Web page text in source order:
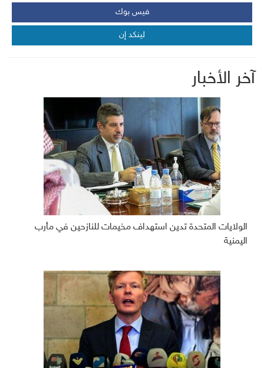
فيس بوك
لينكد إن
آخر الأخبار
الولايات المتحدة تدين استهداف مخيمات للنازحين في مأرب
اليمنية